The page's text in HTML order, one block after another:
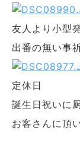
友人より小型
出番の無い事
定休日
誕生日祝いに
お客さんに頂